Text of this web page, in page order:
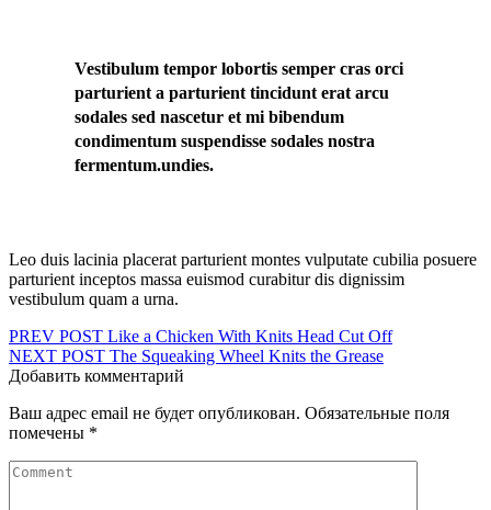
Vestibulum tempor lobortis semper cras orci
parturient a parturient tincidunt erat arcu
sodales sed nascetur et mi bibendum
condimentum suspendisse sodales nostra
fermentum.undies.
Leo duis lacinia placerat parturient montes vulputate cubilia posuere
parturient inceptos massa euismod curabitur dis dignissim
vestibulum quam a urna.
Навигация
по
PREV POST Like a Chicken With Knits Head Cut Off
NEXT POST The Squeaking Wheel Knits the Grease
Добавить комментарий
Ваш адрес email не будет опубликован. Обязательные поля
помечены *